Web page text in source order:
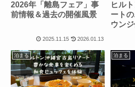
2026年「離島フェア」事
前情報＆過去の開催風景
2025.11.15 2026.01.13
ヒル
ート
ウン
泊まる 泊まる